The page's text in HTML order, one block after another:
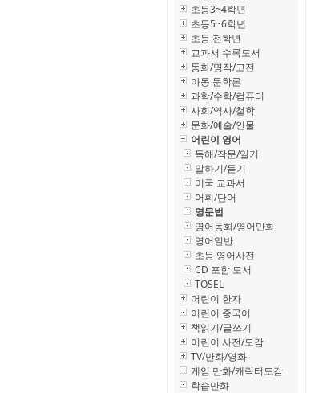
초등3~4학년
초등5~6학년
초등 전학년
교과서 수록도서
동화/명작/고전
아동 문학론
과학/수학/컴퓨터
사회/역사/철학
문화/예술/인물
어린이 영어
독해/작문/일기
말하기/듣기
미국 교과서
어휘/단어
영문법
영어동화/영어만화
영어일반
초등 영어사전
CD 포함 도서
TOSEL
어린이 한자
어린이 중국어
책읽기/글쓰기
어린이 사전/도감
TV/만화/영화
게임 만화/캐릭터도감
학습만화